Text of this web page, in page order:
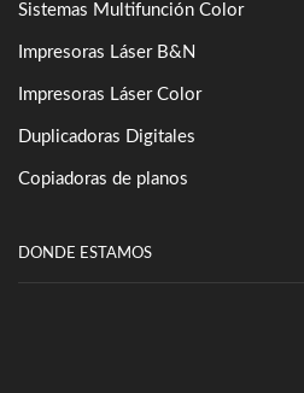
Sistemas Multifunción Color
Impresoras Láser B&N
Impresoras Láser Color
Duplicadoras Digitales
Copiadoras de planos
DONDE ESTAMOS